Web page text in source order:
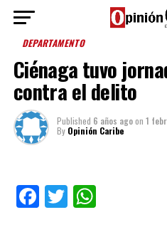
DEPARTAMENTO
Ciénaga tuvo
contra el delito
Published 6 años agoon 1
By Opinión Caribe
Facebook
Twitter